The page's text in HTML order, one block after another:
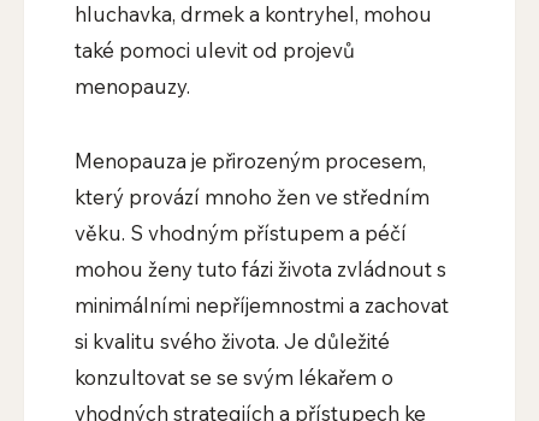
hluchavka, drmek a kontryhel, mohou
také pomoci ulevit od projevů
menopauzy.
Menopauza je přirozeným procesem,
který provází mnoho žen ve středním
věku. S vhodným přístupem a péčí
mohou ženy tuto fázi života zvládnout s
minimálními nepříjemnostmi a zachovat
si kvalitu svého života. Je důležité
konzultovat se se svým lékařem o
vhodných strategiích a přístupech ke